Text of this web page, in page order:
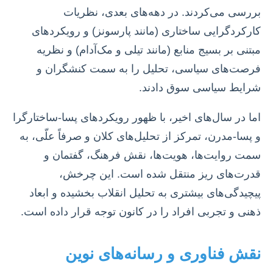
بررسی می‌کردند. در دهه‌های بعدی، نظریات
کارکردگرایی ساختاری (مانند پارسونز) و رویکردهای
مبتنی بر بسیج منابع (مانند تیلی و مک‌آدام) و نظریه
فرصت‌های سیاسی، تحلیل را به سمت کنشگران و
شرایط سیاسی سوق دادند.
اما در سال‌های اخیر، با ظهور رویکردهای پسا-ساختارگرا
و پسا-مدرن، تمرکز از تحلیل‌های کلان و صرفاً علّی، به
سمت روایت‌ها، هویت‌ها، نقش فرهنگ، گفتمان و
قدرت‌های ریز منتقل شده است. این چرخش،
پیچیدگی‌های بیشتری به تحلیل انقلاب بخشیده و ابعاد
ذهنی و تجربی افراد را در کانون توجه قرار داده است.
نقش فناوری و رسانه‌های نوین